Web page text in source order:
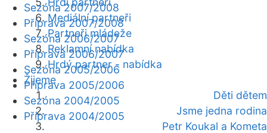
Mediální partneři
Partneři mládeže
Reklamní nabídka
Hrdý partner - nabídka
Žijeme
Děti dětem
Jsme jedna rodina
Petr Koukal a Kometa
Sezóna 2007/2008
Příprava 2007/2008
Sezóna 2006/2007
Příprava 2006/2007
Sezóna 2005/2006
Příprava 2005/2006
Sezóna 2004/2005
Příprava 2004/2005